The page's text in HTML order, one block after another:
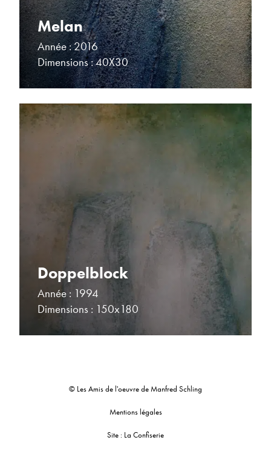
Melan
Année : 2016
Dimensions : 40X30
Doppelblock
Année : 1994
Dimensions : 150x180
© Les Amis de l'oeuvre de Manfred Schling
Mentions légales
Site : La Confiserie